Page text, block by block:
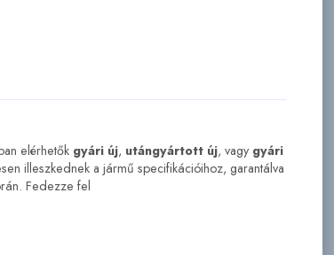
elérhetők gyári új, utángyártott új, vagy gyári
illeszkednek a jármű specifikációihoz, garantálva
Fedezze fel